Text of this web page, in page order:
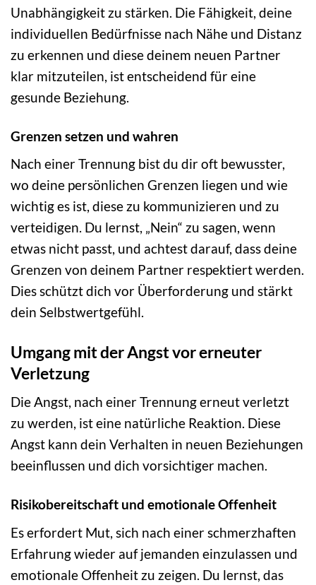
Unabhängigkeit zu stärken. Die Fähigkeit, deine
individuellen Bedürfnisse nach Nähe und Distanz
zu erkennen und diese deinem neuen Partner
klar mitzuteilen, ist entscheidend für eine
gesunde Beziehung.
Grenzen setzen und wahren
Nach einer Trennung bist du dir oft bewusster,
wo deine persönlichen Grenzen liegen und wie
wichtig es ist, diese zu kommunizieren und zu
verteidigen. Du lernst, „Nein“ zu sagen, wenn
etwas nicht passt, und achtest darauf, dass deine
Grenzen von deinem Partner respektiert werden.
Dies schützt dich vor Überforderung und stärkt
dein Selbstwertgefühl.
Umgang mit der Angst vor erneuter
Verletzung
Die Angst, nach einer Trennung erneut verletzt
zu werden, ist eine natürliche Reaktion. Diese
Angst kann dein Verhalten in neuen Beziehungen
beeinflussen und dich vorsichtiger machen.
Risikobereitschaft und emotionale Offenheit
Es erfordert Mut, sich nach einer schmerzhaften
Erfahrung wieder auf jemanden einzulassen und
emotionale Offenheit zu zeigen. Du lernst, das